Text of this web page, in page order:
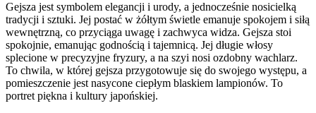
Gejsza jest symbolem elegancji i urody, a jednocześnie nosicielką
tradycji i sztuki. Jej postać w żółtym świetle emanuje spokojem i siłą
wewnętrzną, co przyciąga uwagę i zachwyca widza. Gejsza stoi
spokojnie, emanując godnością i tajemnicą. Jej długie włosy
splecione w precyzyjne fryzury, a na szyi nosi ozdobny wachlarz.
To chwila, w której gejsza przygotowuje się do swojego występu, a
pomieszczenie jest nasycone ciepłym blaskiem lampionów. To
portret piękna i kultury japońskiej.